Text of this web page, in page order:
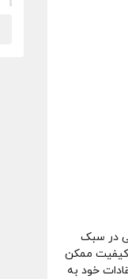
در سبک
کیفیت ممکن
خود به